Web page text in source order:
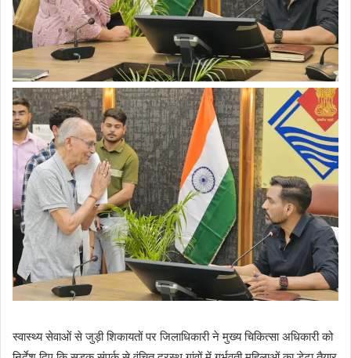
स्वास्थ्य सेवाओं से जुड़ी शिकायतों पर जिलाधिकारी ने मुख्य चिकित्सा अधिकारी को